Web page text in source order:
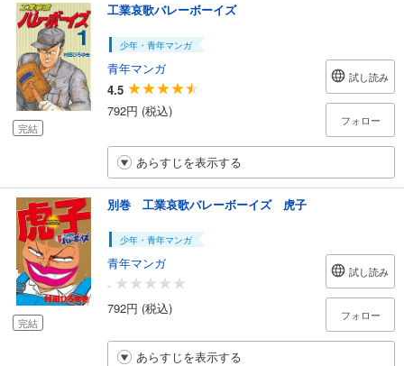
完結
工業哀歌バレーボーイズ
少年・青年マンガ
青年マンガ
4.5
792円 (税込)
試し読み
フォロー
あらすじを表示する
完結
別巻 工業哀歌バレーボーイズ 虎子
少年・青年マンガ
青年マンガ
-
792円 (税込)
試し読み
フォロー
あらすじを表示する